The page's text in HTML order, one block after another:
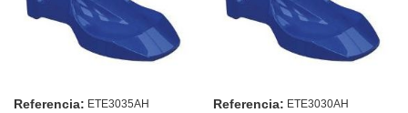
Referencia: ETE3035AH Referencia: ETE3030AH